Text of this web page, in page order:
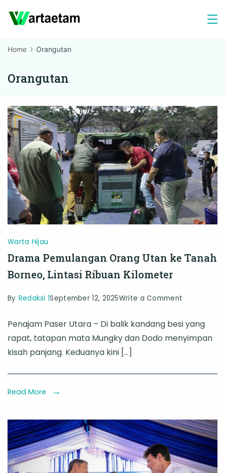
Home Orangutan
Orangutan
Warta Hijau
Drama Pemulangan Orang Utan ke Tanah
Borneo, Lintasi Ribuan Kilometer
By Redaksi 1September 12, 2025Write a Comment
Orang
ke
Lintasi
Ribuan
Kilometer
Penajam Paser Utara – Di balik kandang besi yang
rapat, tatapan mata Mungky dan Dodo menyimpan
kisah panjang. Keduanya kini […]
Read More